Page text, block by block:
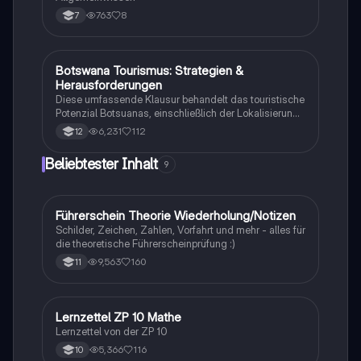
7 763 8
Geographie/Erdkunde
Botswana Tourismus: Strategien &
Herausforderungen
Diese umfassende Klausur behandelt das touristische
Potenzial Botsuanas, einschließlich der Lokalisierung,
Entwicklung und Bewertung der Nachhaltigkeit.
Analysiert werden die ökonomischen, sozialen und
Ideal für Oberstufenschüler, die sich auf Erdkunde-
12 6,231 112
Beliebtester Inhalt 9
Lerntipps
Führerschein Theorie Wiederholung/Notizen
Schilder, Zeichen, Zahlen, Vorfahrt und mehr - alles für
die theoretische Führerscheinprüfung :)
11 9,563 160
Mathe
Lernzettel ZP 10 Mathe
Lernzettel von der ZP 10
10 5,366 116